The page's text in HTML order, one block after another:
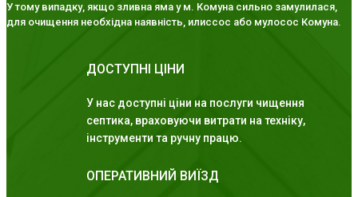
У тому випадку, якщо зливна яма у м. Комуна сильно замулилася,
для очищення необхідна наявність, илиссос або мулосос Комуна.
ДОСТУПНІ ЦІНИ
У нас доступні ціни на послуги чищення
септика, враховуючи витрати на техніку,
інструменти та ручну працю.
ОПЕРАТИВНИЙ ВИЇЗД